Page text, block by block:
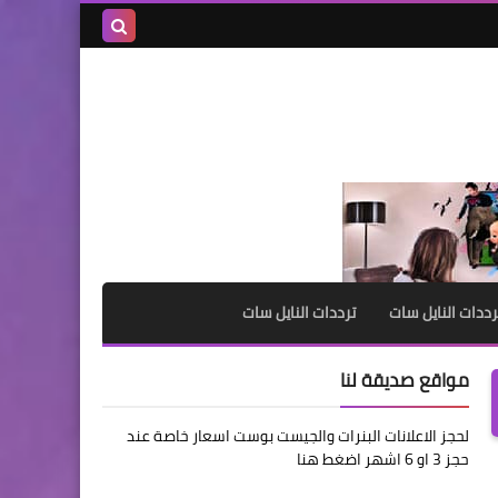
النايل سات ترددات النايل سات
مواقع صديقة لنا
لحجز الاعلانات البنرات والجيست بوست اسعار خاصة عند
حجز 3 او 6 اشهر اضغط هنا